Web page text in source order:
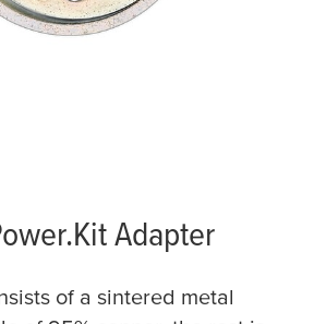
Adapter
of a sintered metal